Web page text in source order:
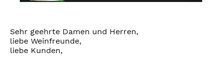
Sehr geehrte Damen und Herren,
liebe Weinfreunde,
liebe Kunden,